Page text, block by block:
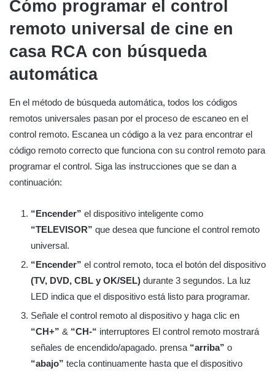
Cómo programar el control
remoto universal de cine en
casa RCA con búsqueda
automática
En el método de búsqueda automática, todos los códigos
remotos universales pasan por el proceso de escaneo en el
control remoto. Escanea un código a la vez para encontrar el
código remoto correcto que funciona con su control remoto para
programar el control. Siga las instrucciones que se dan a
continuación:
“Encender” el dispositivo inteligente como
“TELEVISOR” que desea que funcione el control remoto
universal.
“Encender” el control remoto, toca el botón del dispositivo
(TV, DVD, CBL y OK/SEL) durante 3 segundos. La luz
LED indica que el dispositivo está listo para programar.
Señale el control remoto al dispositivo y haga clic en
“CH+” & “CH-“ interruptores El control remoto mostrará
señales de encendido/apagado. prensa “arriba” o
“abajo” tecla continuamente hasta que el dispositivo